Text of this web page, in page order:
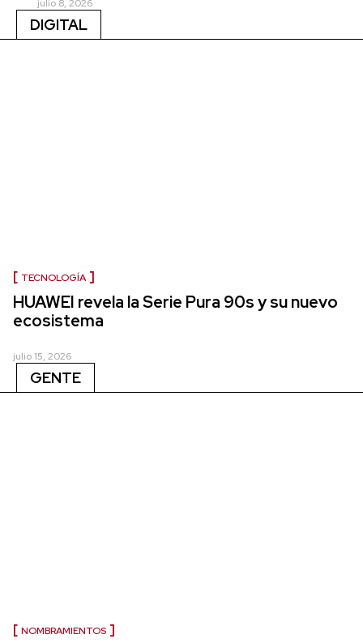
julio 8, 2026
DIGITAL
TECNOLOGÍA
HUAWEI revela la Serie Pura 90s y su nuevo
ecosistema
julio 15, 2026
GENTE
NOMBRAMIENTOS